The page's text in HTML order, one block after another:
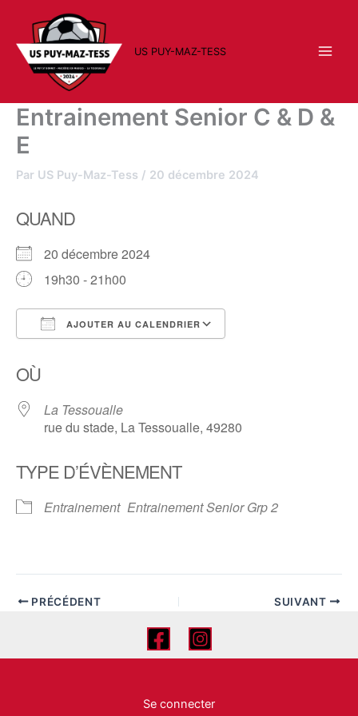
contenu
US PUY-MAZ-TESS
Entrainement Senior C & D &
E
Par US Puy-Maz-Tess / 20 décembre 2024
QUAND
20 décembre 2024
19h30 - 21h00
AJOUTER AU CALENDRIER
OÙ
La Tessoualle
rue du stade, La Tessoualle, 49280
TYPE D’ÉVÈNEMENT
Entrainement Entrainement Senior Grp 2
PRÉCÉDENT SUIVANT
Se connecter